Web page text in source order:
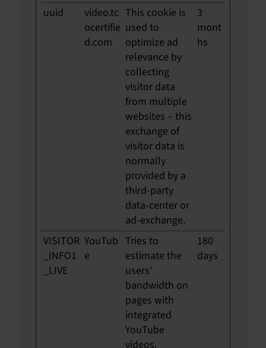
uuid
video.tc
ocertifie
d.com
This cookie is
used to
optimize ad
relevance by
collecting
visitor data
from multiple
websites – this
exchange of
visitor data is
normally
provided by a
third-party
data-center or
ad-exchange.
3
mont
hs
VISITOR
_INFO1
_LIVE
YouTub
e
Tries to
estimate the
users'
bandwidth on
pages with
integrated
YouTube
videos.
180
days